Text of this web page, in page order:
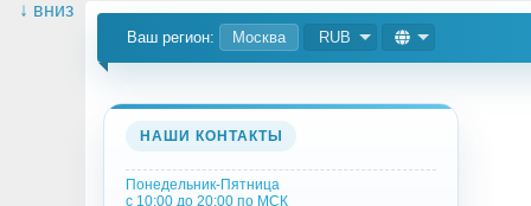
↓ вниз
Ваш регион: Москва RUB
НАШИ КОНТАКТЫ
Понедельник-Пятница
с 10:00 до 20:00 по МСК